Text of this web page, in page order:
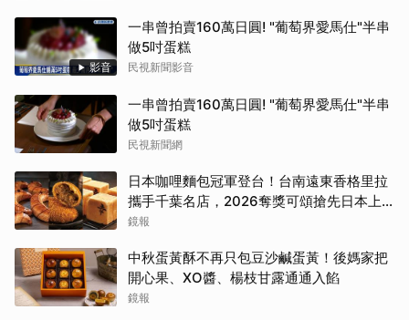
影音
一串曾拍賣160萬日圓! "葡萄界愛馬仕"半串
做5吋蛋糕
民視新聞影音
一串曾拍賣160萬日圓! "葡萄界愛馬仕"半串
做5吋蛋糕
民視新聞網
日本咖哩麵包冠軍登台！台南遠東香格里拉
攜手千葉名店，2026奪獎可頌搶先日本上
市
鏡報
中秋蛋黃酥不再只包豆沙鹹蛋黃！後媽家把
開心果、XO醬、楊枝甘露通通入餡
鏡報